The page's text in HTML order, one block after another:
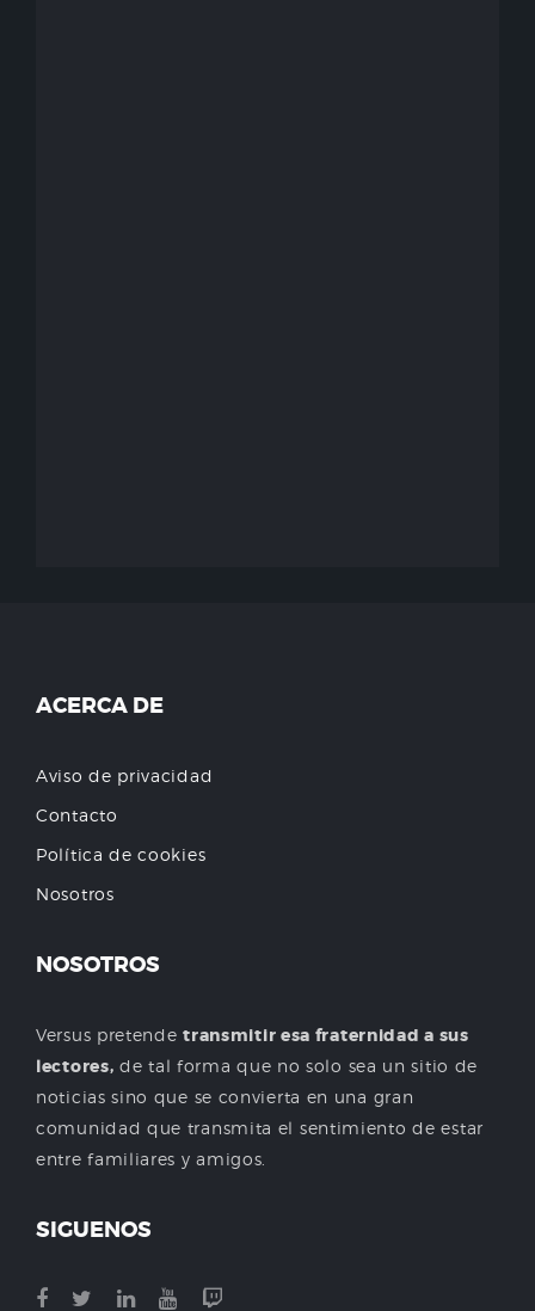
ACERCA DE
Aviso de privacidad
Contacto
Política de cookies
Nosotros
NOSOTROS
Versus pretendetransmitir esa fraternidad a sus
lectores, de tal forma que no solo sea un sitio de
noticias sino que se convierta en una gran
comunidad que transmita el sentimiento de estar
entre familiares y amigos.
SIGUENOS